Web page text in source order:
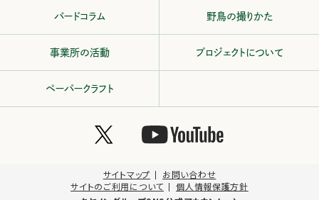
バードコラム 野鳥の撮りかた
事業所の活動 プロジェクトについて
ペーパークラフト
サイトマップ
お問い合わせ
サイトのご利用について
個人情報保護方針